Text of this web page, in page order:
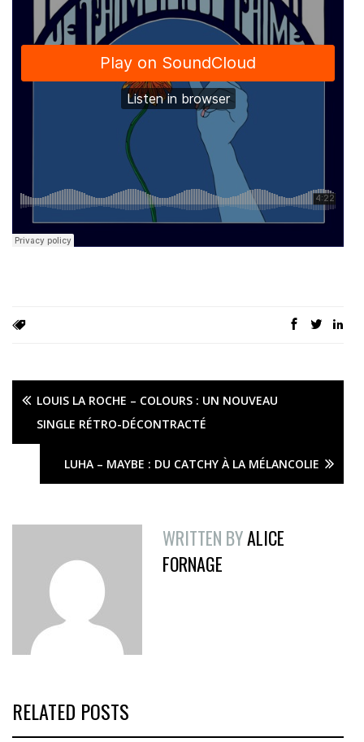
LOUIS LA ROCHE – COLOURS : UN NOUVEAU
SINGLE RÉTRO-DÉCONTRACTÉ
LUHA – MAYBE : DU CATCHY À LA MÉLANCOLIE
WRITTEN BYALICE
FORNAGE
RELATED POSTS